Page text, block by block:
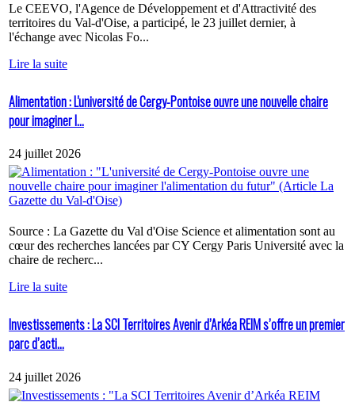
Le CEEVO, l'Agence de Développement et d'Attractivité des
territoires du Val-d'Oise, a participé, le 23 juillet dernier, à
l'échange avec Nicolas Fo...
Lire la suite
Alimentation : L'université de Cergy-Pontoise ouvre une nouvelle chaire
pour imaginer l...
24 juillet 2026
Source : La Gazette du Val d'Oise Science et alimentation sont au
cœur des recherches lancées par CY Cergy Paris Université avec la
chaire de recherc...
Lire la suite
Investissements : La SCI Territoires Avenir d’Arkéa REIM s’offre un premier
parc d’acti...
24 juillet 2026